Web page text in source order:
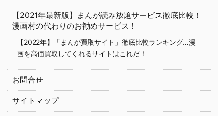
【2021年最新版】まんが読み放題サービス徹底比較！
漫画村の代わりのお勧めサービス！
【2022年】「まんが買取サイト」徹底比較ランキング…漫
画を高価買取してくれるサイトはこれだ！
お問合せ
サイトマップ